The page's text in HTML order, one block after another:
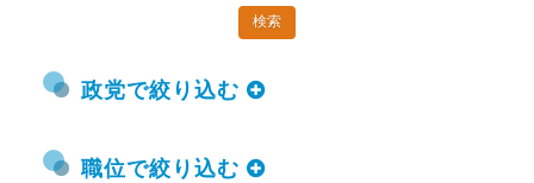
政党で絞り込む
職位で絞り込む